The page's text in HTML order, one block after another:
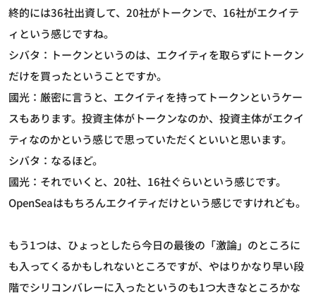
終的には36社出資して、20社がトークンで、16社がエクイテ
ィという感じですね。
シバタ：トークンというのは、エクイティを取らずにトークン
だけを買ったということですか。
國光：厳密に言うと、エクイティを持ってトークンというケー
スもあります。投資主体がトークンなのか、投資主体がエクイ
ティなのかという感じで思っていただくといいと思います。
シバタ：なるほど。
國光：それでいくと、20社、16社ぐらいという感じです。
OpenSeaはもちろんエクイティだけという感じですけれども。
もう1つは、ひょっとしたら今日の最後の「激論」のところに
も入ってくるかもしれないところですが、やはりかなり早い段
階でシリコンバレーに入ったというのも1つ大きなところかな